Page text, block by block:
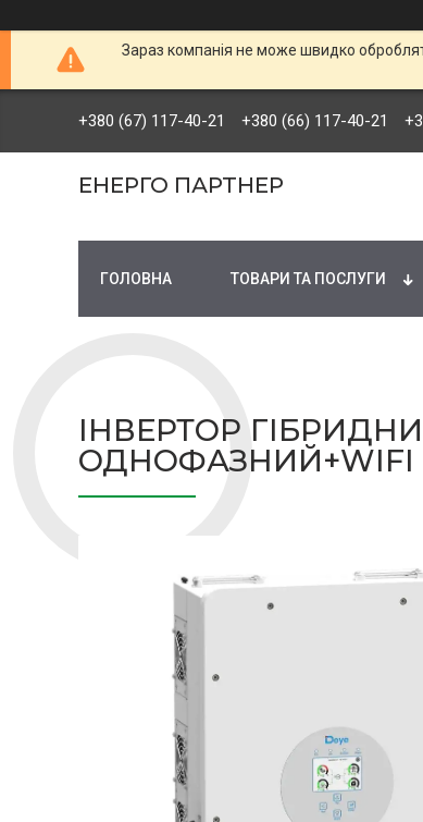
Зараз компанія не може швидко
+380 (67) 117-40-21 +380 (66) 117-40-21
ЕНЕРГО ПАРТНЕР
ГОЛОВНА ТОВАРИ ТА ПОСЛУГИ
ІНВЕРТОР
ОДНОФАЗНИЙ+WIFI